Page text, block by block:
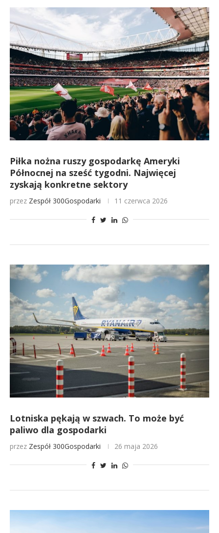
Piłka nożna ruszy gospodarkę Ameryki
Północnej na sześć tygodni. Najwięcej
zyskają konkretne sektory
przez Zespół 300Gospodarki 11 czerwca 2026
Lotniska pękają w szwach. To może być
paliwo dla gospodarki
przez Zespół 300Gospodarki 26 maja 2026